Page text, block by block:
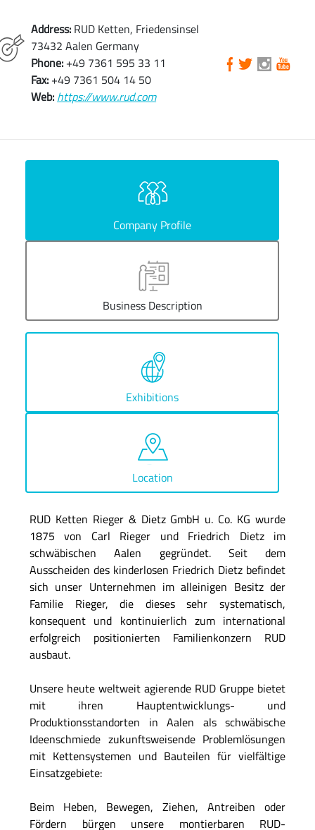
Address: RUD Ketten, Friedensinsel
73432 Aalen Germany
Phone: +49 7361 595 33 11
Fax: +49 7361 504 14 50
Web: https://www.rud.com
Company Profile
Business Description
Exhibitions
Location
RUD Ketten Rieger & Dietz GmbH u. Co. KG wurde
1875 von Carl Rieger und Friedrich Dietz im
schwäbischen Aalen gegründet. Seit dem
Ausscheiden des kinderlosen Friedrich Dietz befindet
sich unser Unternehmen im alleinigen Besitz der
Familie Rieger, die dieses sehr systematisch,
konsequent und kontinuierlich zum international
erfolgreich positionierten Familienkonzern RUD
ausbaut.
Unsere heute weltweit agierende RUD Gruppe bietet
mit ihren Hauptentwicklungs- und
Produktionsstandorten in Aalen als schwäbische
Ideenschmiede zukunftsweisende Problemlösungen
mit Kettensystemen und Bauteilen für vielfältige
Einsatzgebiete:
Beim Heben, Bewegen, Ziehen, Antreiben oder
Fördern bürgen unsere montierbaren RUD-